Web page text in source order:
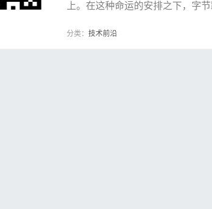
上。在这种命运的安排之下，字
分类：技术前沿